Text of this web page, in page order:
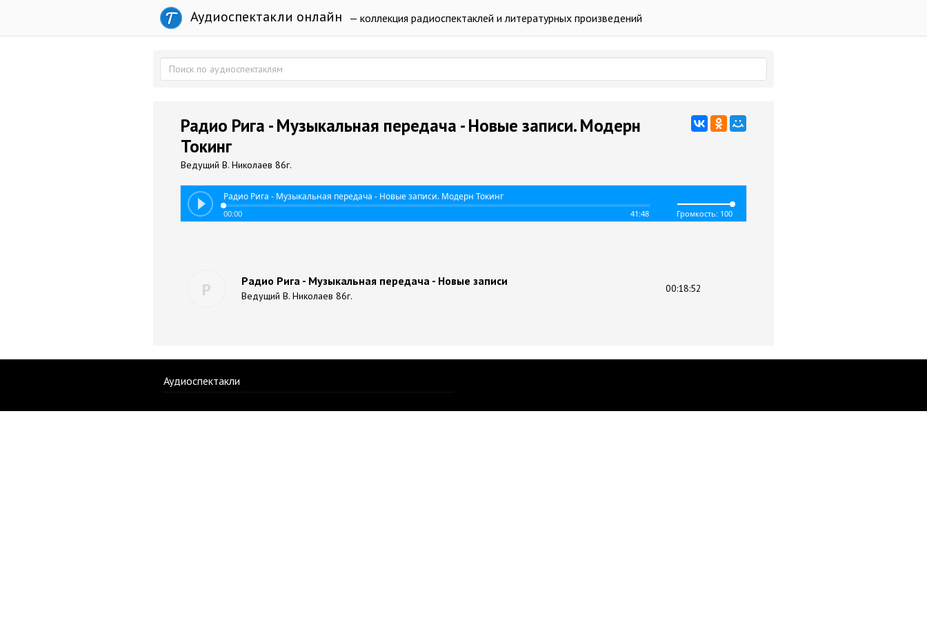
Аудиоспектакли онлайн — коллекция радиоспектаклей и литературных произведений
Радио Рига - Музыкальная передача - Новые записи. Модерн
Токинг
Ведущий В. Николаев 86г.
Радио Рига - Музыкальная передача - Новые записи. Модерн Токинг
00:00 41:48 Громкость: 100
Р Радио Рига - Музыкальная передача - Новые записи
Ведущий В. Николаев 86г.
00:18:52
Аудиоспектакли